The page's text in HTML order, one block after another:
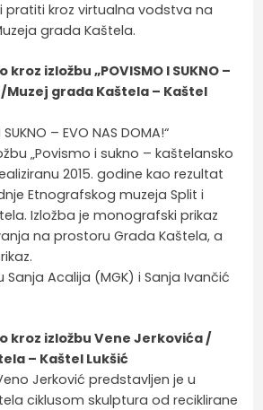
pratiti kroz virtualna vodstva na
grada Kaštela.
izložbu „POVISMO I SUKNO –
/Muzej grada Kaštela – Kaštel
– EVO NAS DOMA!“
„Povismo i sukno – kaštelansko
2015. godine kao rezultat
Etnografskog muzeja Split i
Izložba je monografski prikaz
na prostoru Grada Kaštela, a
Sanja Acalija (MGK) i Sanja Ivančić
kroz izložbu Vene Jerkovića /
– Kaštel Lukšić
Jerković predstavljen je u
ciklusom skulptura od reciklirane